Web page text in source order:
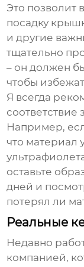
Это позволит
посадку
и другие
тщательно
– он должен
чтобы
Я всегда
соответствие
Например,
что материал
оставьте
дней и
потерял ли
Реальные
Недавно
компанией,